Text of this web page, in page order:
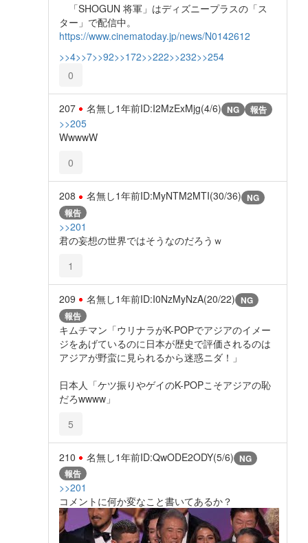
「SHOGUN 将軍」はディズニープラスの「ス
ター」で配信中。
https://www.cinematoday.jp/news/N0142612
>>4>>7>>92>>172>>222>>232>>254
0
207 名無し1年前ID:I2MzExMjg(4/6) NG 報告
>>205
WwwwW
0
208 名無し1年前ID:MyNTM2MTI(30/36) NG
報告
>>201
君の妄想の世界ではそうなのだろうｗ
1
209 名無し1年前ID:I0NzMyNzA(20/22) NG
報告
キムチマン「ウリナラがK-POPでアジアのイメー
ジをあげているのに日本が歴史で評価されるのは
アジアが野蛮に見られるから迷惑ニダ！」
日本人「ケツ振りやゲイのK-POPこそアジアの恥
だろwwww」
5
210 名無し1年前ID:QwODE2ODY(5/6) NG
報告
>>201
コメントに何か変なこと書いてあるか？